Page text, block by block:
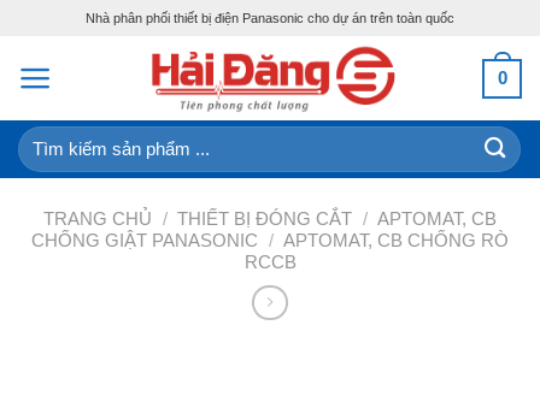
content
Nhà phân phối thiết bị điện Panasonic cho dự án trên toàn quốc
0
Tìm
kiếm:
TRANG CHỦ / THIẾT BỊ ĐÓNG CẮT / APTOMAT, CB
CHỐNG GIẬT PANASONIC / APTOMAT, CB CHỐNG RÒ
RCCB